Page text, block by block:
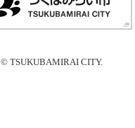
© TSUKUBAMIRAI CITY.